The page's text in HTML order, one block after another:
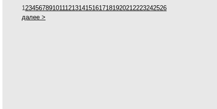
1 23456789101112131415161718192021 2223242526
далее >